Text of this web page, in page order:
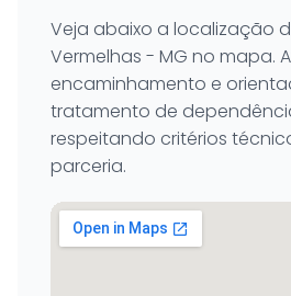
Veja abaixo a localização
Vermelhas - MG no mapa.
encaminhamento e
tratamento de
respeitando critérios
parceria.